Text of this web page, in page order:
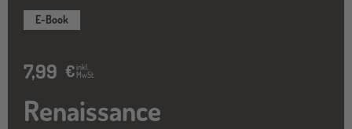
E-Book
7,99 €inkl.
MwSt.
Renaissance